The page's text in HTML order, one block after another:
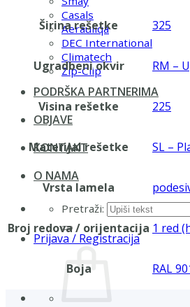
Casals
Aerauliqa
DEC International
Climatech
Zip-Clip
PODRŠKA PARTNERIMA
OBJAVE
KONTAKT
O NAMA
Pretraži:
Prijava / Registracija
Širina rešetke 325
Ugradbeni okvir RM –
Visina rešetke 225
Materijal rešetke SL –
Vrsta lamela
Broj redova / orijentacija 1 red
Boja RAL